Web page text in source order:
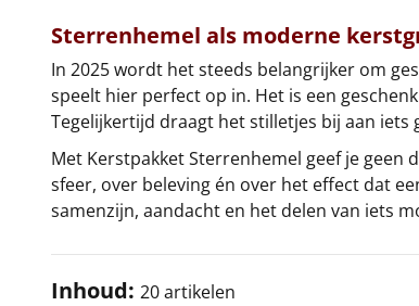
Sterrenhemel als moderne
In 2025 wordt het steeds belangrijker om
speelt hier perfect op in. Het is een
Tegelijkertijd draagt het stilletjes bij aan iets
Met Kerstpakket Sterrenhemel geef je geen
sfeer, over beleving én over het effect dat
samenzijn, aandacht en het delen van iets
Inhoud: 20 artikelen